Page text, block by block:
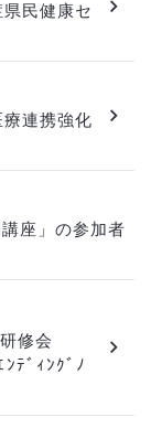
民健康セ
連携強化
座」の参加者
修会
ﾝﾃﾞｨﾝｸﾞﾉ